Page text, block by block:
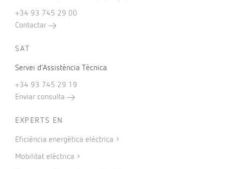
+34 93 745 29 00
Contactar
SAT
Servei d’Assistència Tècnica
+34 93 745 29 19
Enviar consulta
EXPERTS EN
Eficiència energètica elèctrica
Mobilitat elèctrica